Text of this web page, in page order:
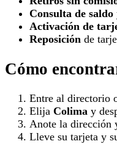
Consulta de saldo
Activación de
Reposición de
Cómo
Entre al directorio
Elija Colima y
Anote la dirección
Lleve su tarjeta y